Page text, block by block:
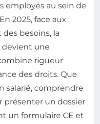
employés au sein de
2025, face aux
besoins, la
devient une
rigueur
des droits. Que
salarié, comprendre
présenter un dossier
un formulaire CE et